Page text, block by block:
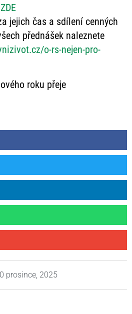
ZDE
jejich čas a sdílení cenných
přednášek naleznete
o-rs-nejen-pro-
roku přeje
prosince, 2025